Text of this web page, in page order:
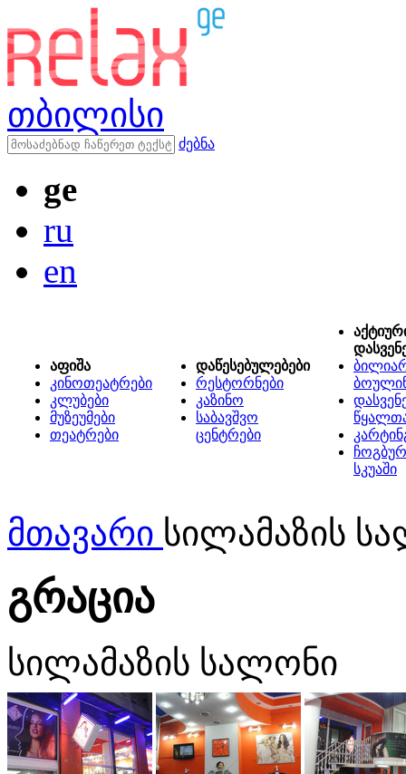
თბილისი
ძებნა
ge
ru
en
აფიშა
კინოთეატრები
კლუბები
მუზეუმები
თეატრები
დაწესებულებები
რესტორნები
კაზინო
საბავშვო
ცენტრები
სკუაში
მთავარი სილამაზის
გრაცია
სილამაზის სალონი